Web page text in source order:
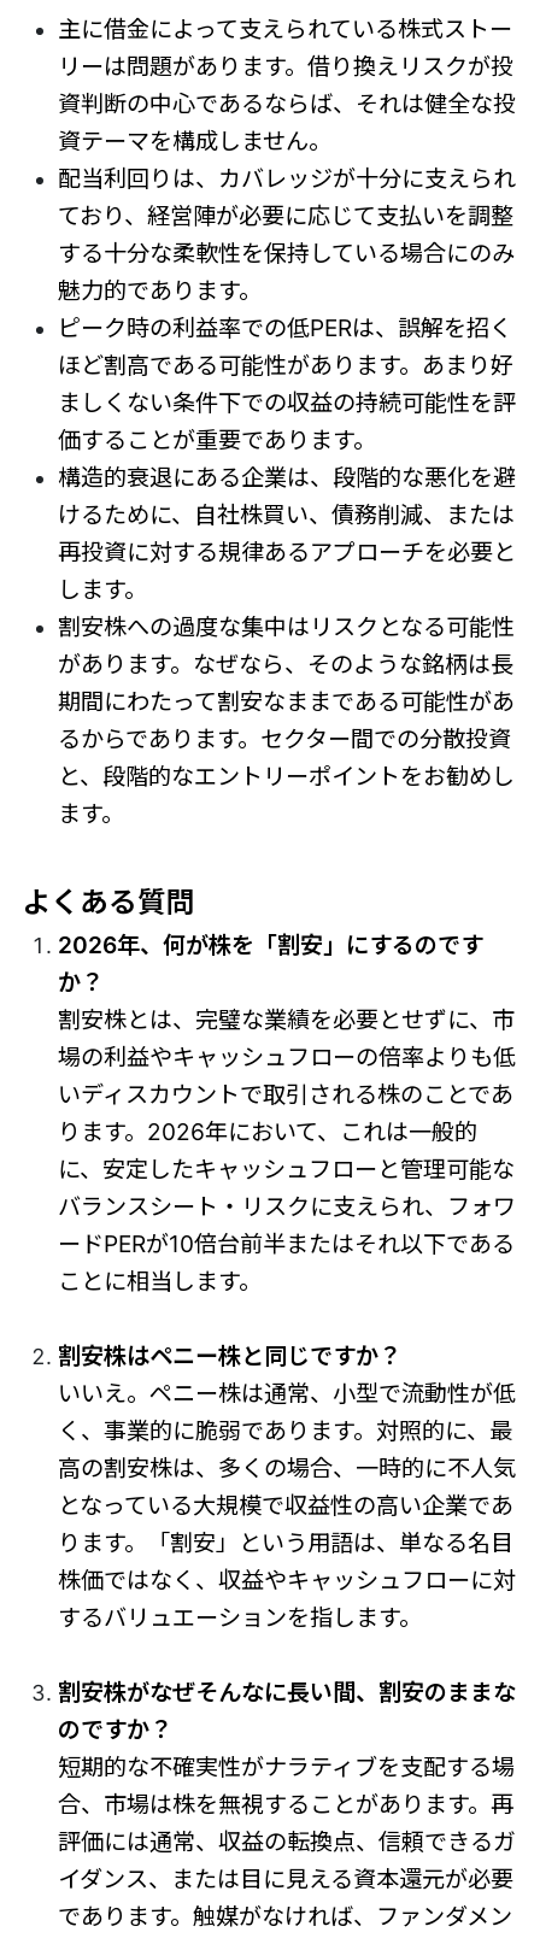
主に借金によって支えられている株式ストー
リーは問題があります。借り換えリスクが投
資判断の中心であるならば、それは健全な投
資テーマを構成しません。
配当利回りは、カバレッジが十分に支えられ
ており、経営陣が必要に応じて支払いを調整
する十分な柔軟性を保持している場合にのみ
魅力的であります。
ピーク時の利益率での低PERは、誤解を招く
ほど割高である可能性があります。あまり好
ましくない条件下での収益の持続可能性を評
価することが重要であります。
構造的衰退にある企業は、段階的な悪化を避
けるために、自社株買い、債務削減、または
再投資に対する規律あるアプローチを必要と
します。
割安株への過度な集中はリスクとなる可能性
があります。なぜなら、そのような銘柄は長
期間にわたって割安なままである可能性があ
るからであります。セクター間での分散投資
と、段階的なエントリーポイントをお勧めし
ます。
よくある質問
2026年、何が株を「割安」にするのです
か？
割安株とは、完璧な業績を必要とせずに、市
場の利益やキャッシュフローの倍率よりも低
いディスカウントで取引される株のことであ
ります。2026年において、これは一般的
に、安定したキャッシュフローと管理可能な
バランスシート・リスクに支えられ、フォワ
ードPERが10倍台前半またはそれ以下である
ことに相当します。
割安株はペニー株と同じですか？
いいえ。ペニー株は通常、小型で流動性が低
く、事業的に脆弱であります。対照的に、最
高の割安株は、多くの場合、一時的に不人気
となっている大規模で収益性の高い企業であ
ります。「割安」という用語は、単なる名目
株価ではなく、収益やキャッシュフローに対
するバリュエーションを指します。
割安株がなぜそんなに長い間、割安のままな
のですか？
短期的な不確実性がナラティブを支配する場
合、市場は株を無視することがあります。再
評価には通常、収益の転換点、信頼できるガ
イダンス、または目に見える資本還元が必要
であります。触媒がなければ、ファンダメン